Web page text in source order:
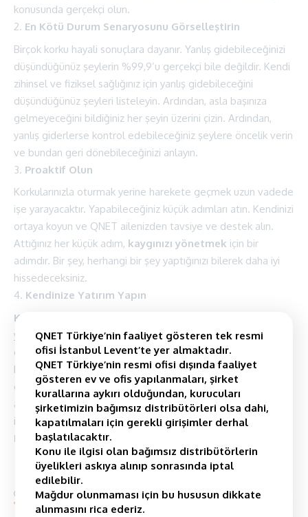
konusunda gerçekçi olun.
En Kötü Durum Senaryosunu Görselleştirin
Birçok korku hayali sonuçlara dayanır. Yanlış gidebileceğinizi
düşündüğünüz şeylerin %99,9’u gerçekçi bile değildir. Kendi
zihinsel ve fiziksel sağlığınız için yanlış gidebileceğini
düşündüğünüz şeyleri listeleyin. Ardından, asla başınıza
gelmeyeceğini bildiğiniz her şeyin üzerini çizin. Ardından,
yanlış giderlerse kontrol edebileceğiniz şeylere öncelik verin
ve bundan geri dönebileceğinizi anlayın.
Proaktif Olun
Korkularınızla oturmak yerine harekete geçmek uzun vadede
işe yarayacaktır. Yapabileceğiniz küçük adımları atın. Kendinizi
ortaya koyun ve QNET ailenizden tavsiye ve destek alın.
Attığınız her küçük adım, kaygınızı yönetmek için bir
adımdır. Bir şey, herhangi bir şey yaptığınızı bilerek daha iyi
hissedeceksiniz.
Kendinize Yatırım Yapın
Kaygınızı azaltmanıza
yardımcı olacağını bildiğiniz şeyleri listeleyin. Becerileriniz
eksik gibi mi hissediyorsunuz? Bir kursa gidin. Sağlığınızın
kontrolünün sizde olduğunu hissetmek ister misiniz? Bir
egzersiz rutini ekleyin. Sosyal medyadaki zamanınızı
azaltmak ve bu zamanı üretken bir şeye yeniden odaklamak
ister misiniz? Hesaplarınız için bir zaman sınırı belirleyin.
Kaygıyı yenmekiçin önceliği kendinize vermelisiniz.
yorum Yap
QNET Türkiye’nin faaliyet gösteren tek resmi
ofisi İstanbul Levent’te yer almaktadır.
QNET Türkiye’nin resmi ofisi dışında faaliyet
gösteren ev ve ofis yapılanmaları, şirket
kurallarına aykırı olduğundan, kurucuları
şirketimizin bağımsız distribütörleri olsa dahi,
kapatılmaları için gerekli girişimler derhal
başlatılacaktır.
Konu ile ilgisi olan bağımsız distribütörlerin
üyelikleri askıya alınıp sonrasında iptal
edilebilir.
Mağdur olunmaması için bu hususun dikkate
alınmasını rica ederiz.